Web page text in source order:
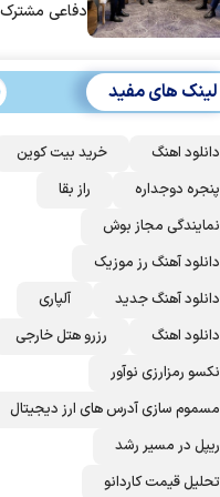
دفاعی مشترک
لینک های مفید
دانلود اهنگ
خرید بیت کوین
پنجره دوجداره
راز بقا
نمایندگی مجاز بوش
دانلود آهنگ رز‌ موزیک
دانلود آهنگ جدید
آلپاری
دانلود اهنگ
رزرو هتل خارجی
نکسو رمزارزی نوآور
مسموم سازی آدرس های ارز دیجیتال
ریپل در مسیر رشد
تحلیل قیمت کاردانو